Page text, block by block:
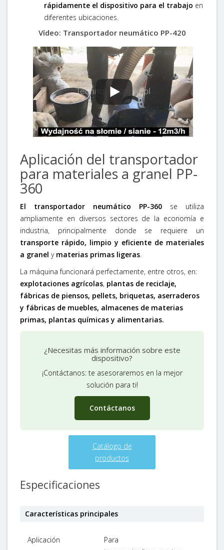
rápidamente el dispositivo para el trabajo en
diferentes ubicaciones.
Vídeo: Transportador neumático PP-420
Aplicación del transportador
para materiales a granel PP-
360
El transportador neumático PP-360 se utiliza
ampliamente en diversos sectores de la economía e
industria, principalmente donde se requiere un
transporte rápido, limpio y eficiente de materiales
a granel y materias primas ligeras.
La máquina funcionará perfectamente, entre otros, en:
explotaciones agrícolas, plantas de reciclaje,
fábricas de piensos, pellets, briquetas, aserraderos
y fábricas de muebles, almacenes de materias
primas, plantas químicas y alimentarias.
¿Necesitas más información sobre este
dispositivo?
¡Contáctanos: te asesoraremos en la mejor
solución para ti!
Contáctanos
Catálogo de
productos
Especificaciones
Características principales
Aplicación
Para